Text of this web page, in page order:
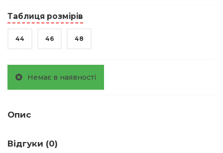
Таблиця розмірів
44 46 48
Немає в наявності
Опис
Відгуки (0)